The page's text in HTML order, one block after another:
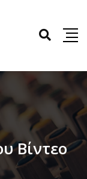
Βίντεο